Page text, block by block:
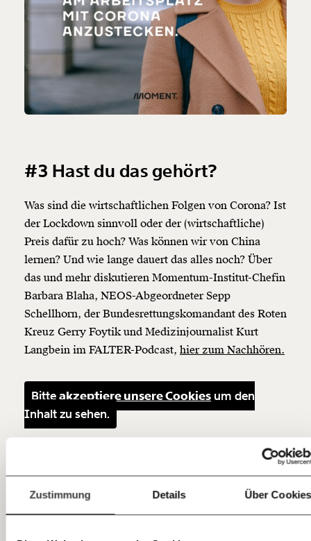
Zustimmung Details Über Cookies
Veränderung
beginnt mit Dir!
Werde Fördermitglied
und wir können gemeinsam
unsere Wirtschaft so gestalten, dass sie für alle
funktioniert. Unsere Recherchen sind für alle frei im
Netz. Unabhängig und werbefrei. Und das wird auch
so bleiben. Kämpf’ mit uns für den Fortschritt und
Du überweist lieber direkt?
Kontoinhaber: Momentum Institut - Verein für
sozialen Fortschritt
Jetzt
einfach
teilen.
#3 Hast du das gehört?
Was sind die wirtschaftlichen Folgen von Corona? Ist
der Lockdown sinnvoll oder der (wirtschaftliche)
Preis dafür zu hoch? Was können wir von China
lernen? Und wie lange dauert das alles noch? Über
das und mehr diskutieren Momentum-Institut-Chefin
Barbara Blaha, NEOS-Abgeordneter Sepp
Schellhorn, der Bundesrettungskomandant des Roten
Kreuz Gerry Foytik und Medizinjournalist Kurt
Langbein im FALTER-Podcast, hier zum Nachhören.
Bitteakzeptiere unsere Cookies um den
Inhalt zu sehen.